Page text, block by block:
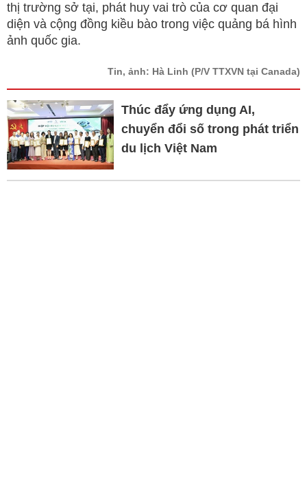
thị trường sở tại, phát huy vai trò của cơ quan đại
diện và cộng đồng kiều bào trong việc quảng bá hình
ảnh quốc gia.
Tin, ảnh: Hà Linh (P/V TTXVN tại Canada)
Thúc đẩy ứng dụng AI,
chuyển đổi số trong phát triển
du lịch Việt Nam